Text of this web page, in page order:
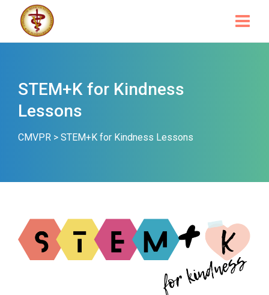
STEM+K for Kindness
Lessons
CMVPR > STEM+K for Kindness Lessons